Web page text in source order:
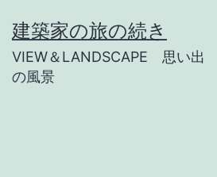
ン建築家の旅の続き
VIEW＆LANDSCAPE 思い出
の風景